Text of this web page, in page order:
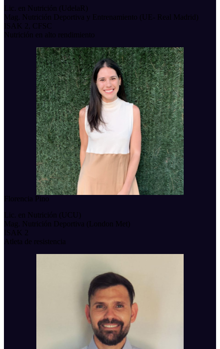
Lic. en Nutrición (UdelaR)
Mag. Nutrición Deportiva y Entrenamiento (UE- Real Madrid)
ISAK 2, CFSC
Nutrición en alto rendimiento
Florencia Pino
Lic. en Nutrición (UCU)
Mag. Nutrición Deportiva (London Met)
ISAK 2
Atleta de resistencia